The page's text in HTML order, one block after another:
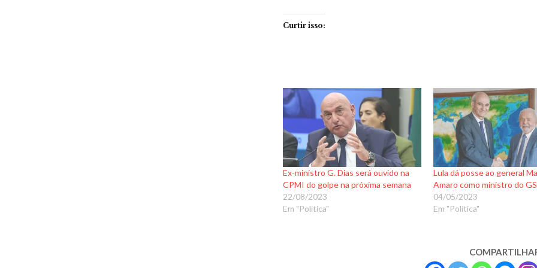
Curtir isso:
Ex-ministro G. Dias será ouvido na
CPMI do golpe na próxima semana
22/08/2023
Em "Política"
Lula dá posse ao general
Amaro como ministro do
04/05/2023
Em "Política"